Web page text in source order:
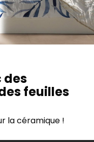
des
feuilles
la céramique !